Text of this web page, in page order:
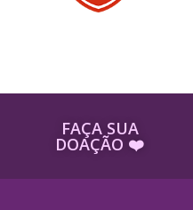
FAÇA SUA
DOAÇÃO ​❤️